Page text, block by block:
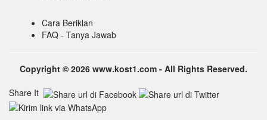
Cara Beriklan
FAQ - Tanya Jawab
Copyright © 2026 www.kost1.com - All Rights Reserved.
Share It